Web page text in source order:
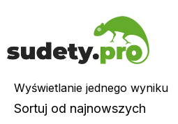
Wyświetlanie jednego wyniku